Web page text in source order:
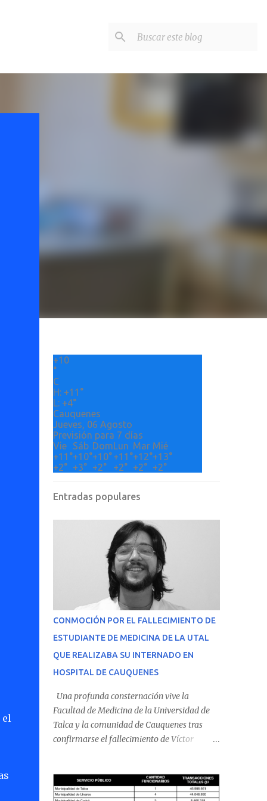
el
+10
°
C
H: +11°
L: +4°
Cauquenes
Jueves, 06 Agosto
Previsión para 7 días
Vie
Sáb DomLun Mar Mié
+11°+10°+10°+11°+12°+13°
+2° +3° +2° +2° +2° +2°
Entradas populares
CONMOCIÓN POR EL FALLECIMIENTO DE
ESTUDIANTE DE MEDICINA DE LA UTAL
QUE REALIZABA SU INTERNADO EN
HOSPITAL DE CAUQUENES
Una profunda consternación vive la
Facultad de Medicina de la Universidad de
Talca y la comunidad de Cauquenes tras
confirmarse el fallecimiento de Víctor
Cauquenes. De acuerdo con los antecedentes
conocidos, el joven se presentó a cumplir su